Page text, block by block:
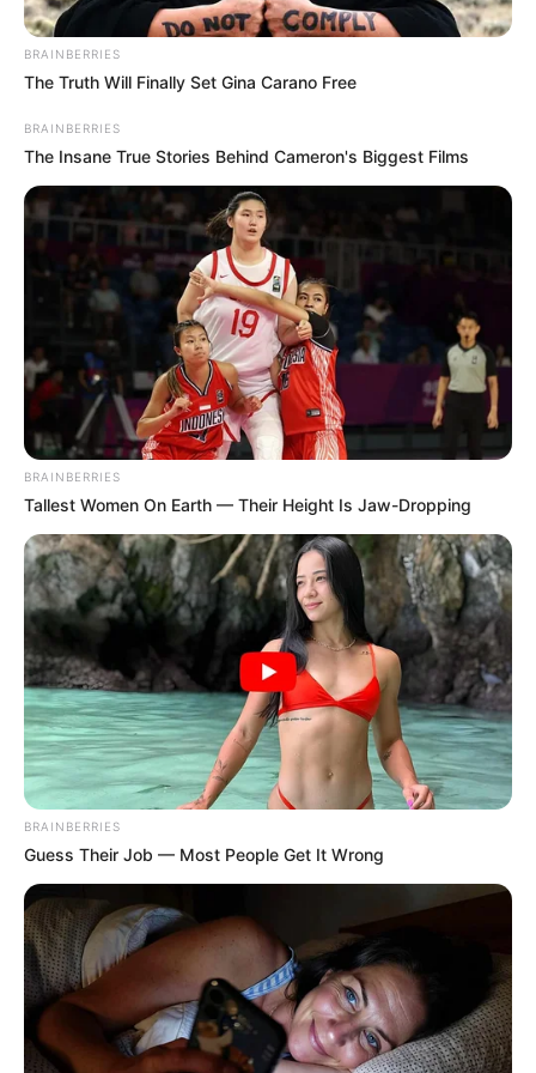
in
Most jött a rendkívüli hír:
Magyar Péter 10 évre
visszamenőleg vizsgálatot
rendel el azok után, hogy
bySzerző • April 28, 2026
Magyar Péter, az első TISZA-kormány leendő
BRAINBERRIES
The Truth Will Finally Set Gina Carano Free
BRAINBERRIES
The Insane True Stories Behind Cameron's Biggest Films
BRAINBERRIES
Tallest Women On Earth — Their Height Is Jaw-Dropping
BRAINBERRIES
Guess Their Job — Most People Get It Wrong